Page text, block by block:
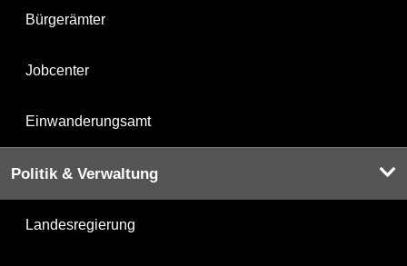
Bürgerämter
Jobcenter
Einwanderungsamt
Politik & Verwaltung
Landesregierung